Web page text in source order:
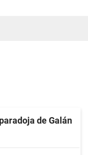
de Galán